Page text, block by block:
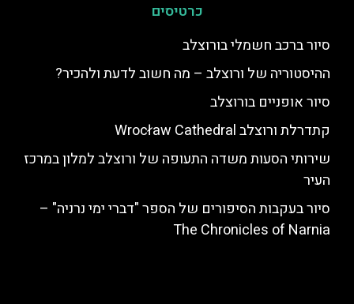
כרטיסים
סיור ברכב חשמלי בורוצלב
ההיסטוריה של ורוצלב – מה חשוב לדעת ולהכיר?
סיור אופניים בורוצלב
שירותי הסעות משדה התעופה של ורוצלב למלון במרכז
העיר
סיור בעקבות הסיפורים של הספר "דברי ימי נרניה" –
The Chronicles of Narnia